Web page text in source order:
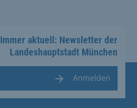
Immer aktuell: Newsletter der
Landeshauptstadt München
Anmelden